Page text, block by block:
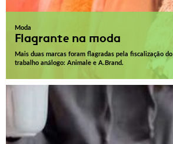
Moda
Flagrante na moda
Mais duas marcas foram flagradas pela fiscalização do
trabalho análogo: Animale e A.Brand.